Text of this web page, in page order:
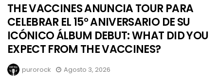
THE VACCINES ANUNCIA TOUR PARA
CELEBRAR EL 15° ANIVERSARIO DE SU
ICÓNICO ÁLBUM DEBUT: WHAT DID YOU
EXPECT FROM THE VACCINES?
purorock Agosto 3, 2026